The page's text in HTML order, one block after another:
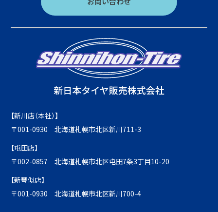
【新川店（本社）】
〒001-0930 北海道札幌市北区新川711-3
【屯田店】
〒002-0857 北海道札幌市北区屯田7条3丁目10-20
【新琴似店】
〒001-0930 北海道札幌市北区新川700-4